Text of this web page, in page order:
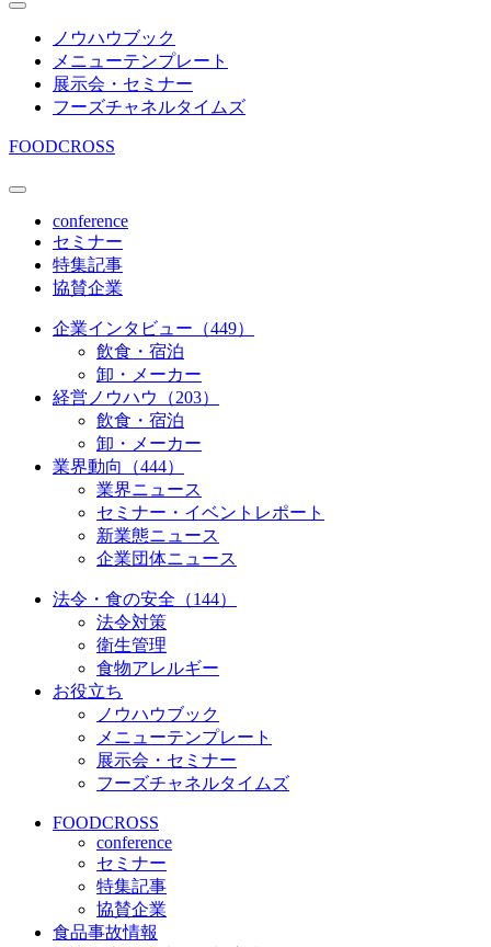
ノウハウブック
メニューテンプレート
展示会・セミナー
フーズチャネルタイムズ
FOODCROSS
conference
セミナー
特集記事
協賛企業
企業インタビュー（449）
飲食・宿泊
卸・メーカー
経営ノウハウ（203）
飲食・宿泊
卸・メーカー
業界動向（444）
業界ニュース
セミナー・イベントレポート
新業態ニュース
企業団体ニュース
法令・食の安全（144）
法令対策
衛生管理
食物アレルギー
お役立ち
ノウハウブック
メニューテンプレート
展示会・セミナー
フーズチャネルタイムズ
FOODCROSS
conference
セミナー
特集記事
協賛企業
食品事故情報